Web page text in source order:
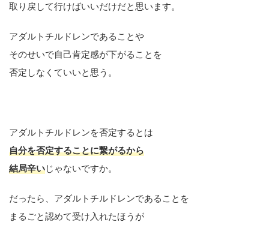
取り戻して行けばいいだけだと思います。
アダルトチルドレンであることや
そのせいで自己肯定感が下がることを
否定しなくていいと思う。
アダルトチルドレンを否定するとは
自分を否定することに繋がるから
結局辛いじゃないですか。
だったら、アダルトチルドレンであることを
まるごと認めて受け入れたほうが